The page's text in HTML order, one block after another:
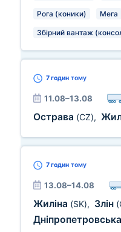
Рога (коники) Мега
Збірний вантаж
7 годин тому
11.08–13.08
Острава (CZ),
7 годин тому
13.08–14.08
Жиліна (SK), Злін